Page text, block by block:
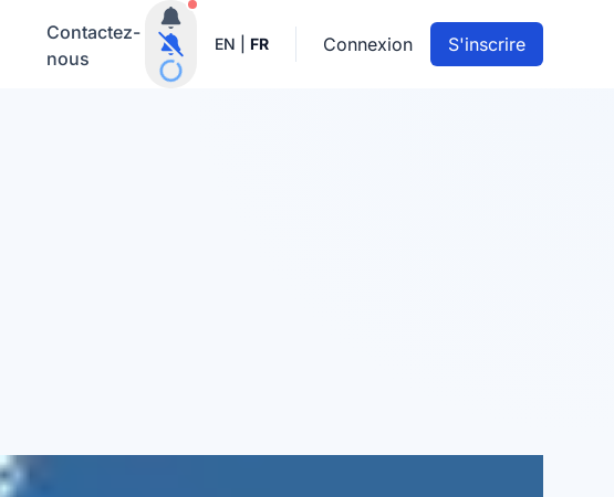
Contactez-
nous
Notifications actives
EN FR Connexion S'inscrire